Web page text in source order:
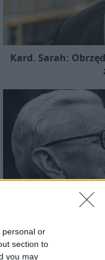
personal or
section to
you may
Kard. Sarah:
Kard. Ryś o